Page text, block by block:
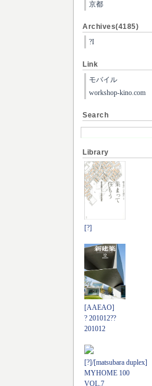
京都
Archives(4185)
?I
Link
モバイル
workshop-kino.com
Search
Library
[?]
[AAEAO]
? 201012??
201012
[?]/[matsubara duplex]
MYHOME 100
VOL.7